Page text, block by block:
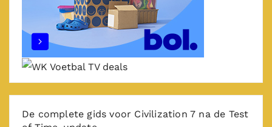
De complete gids voor Civilization 7 na de Test